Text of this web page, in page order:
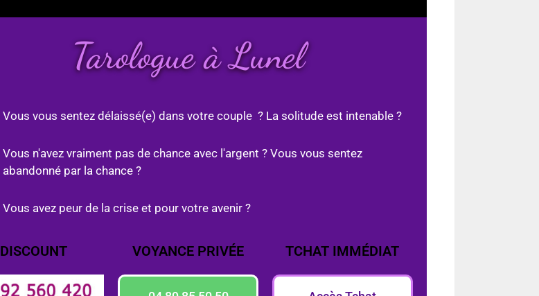
Tarologue à Lunel
Vous vous sentez délaissé(e) dans votre couple ? La solitude est intenable ?
Vous n'avez vraiment pas de chance avec l'argent ? Vous vous sentez
abandonné par la chance ?
Vous avez peur de la crise et pour votre avenir ?
DISCOUNT VOYANCE PRIVÉE TCHAT IMMÉDIAT